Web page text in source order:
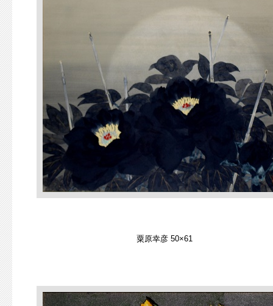
粟原幸彦 50×61